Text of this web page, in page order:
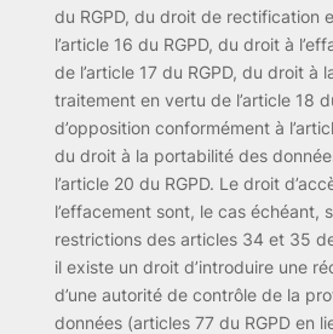
du RGPD, du droit de rectification
l’article 16 du RGPD, du droit à
de l’article 17 du RGPD, du droit à
traitement en vertu de l’article 18
d’opposition conformément à
du droit à la portabilité des
l’article 20 du RGPD. Le droit
l’effacement sont, le cas échéant,
restrictions des articles 34 et 35
il existe un droit d’introduire une
d’une autorité de contrôle de la
données (articles 77 du RGPD en